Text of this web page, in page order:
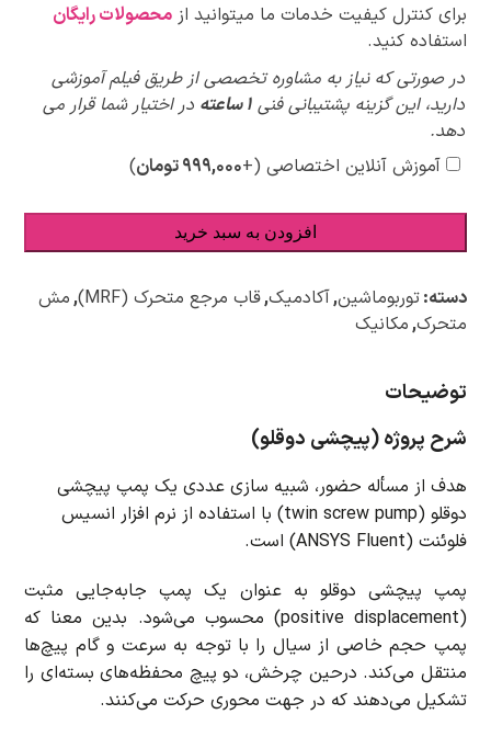
برای کنترل کیفیت خدمات ما میتوانید ازمحصولات رایگان
استفاده کنید.
پیشنهادات
ویژه
در صورتی که نیاز به مشاوره تخصصی از طریق فیلم آموزشی
دارید، این گزینه پشتیبانی فنی1 ساعته
در اختیار شما قرار می
دهد.
آموزش آنلاین اختصاصی (+۹۹۹,۰۰۰تومان)
افزودن به سبد خرید
دسته:توربوماشین,آکادمیک,قاب مرجع متحرک (MRF) ,مش
متحرک,مکانیک
توضیحات
شرح پروژه (پیچشی دوقلو)
هدف از مسأله حضور، شبیه سازی عددی یک پمپ پیچشی
دوقلو (twin screw pump) با استفاده از نرم افزار انسیس
فلوئنت (ANSYS Fluent) است.
پمپ پیچشی دوقلو به عنوان یک پمپ جابه‌جایی مثبت
(positive displacement) محسوب می‌شود. بدین معنا که
پمپ حجم خاصی از سیال را با توجه به سرعت و گام پیچ‌ها
منتقل می‌کند. درحین چرخش، دو پیچ محفظه‌های بسته‌ای را
تشکیل می‌دهند که در جهت محوری حرکت می‌کنند.